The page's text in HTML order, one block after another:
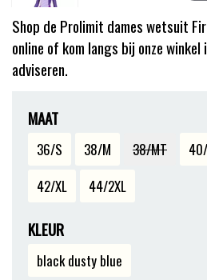
Shop de Prolimit dames wetsuit
online of kom langs bij onze winkel
adviseren.
MAAT
36/S 38/M 38/MT
42/XL
44/2XL
KLEUR
black dusty blue